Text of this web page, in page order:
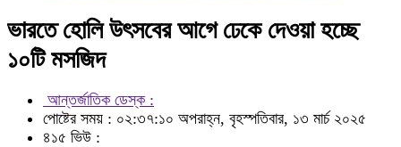
ভারতে হোলি উৎসবের আগে ঢেকে দেওয়া হচ্ছে
১০টি মসজিদ
আন্তর্জাতিক ডেস্ক :
পোষ্টের সময় : ০২:৩৭:১০ অপরাহ্ন, বৃহস্পতিবার, ১৩ মার্চ ২০২৫
৪১৫ ভিউ :